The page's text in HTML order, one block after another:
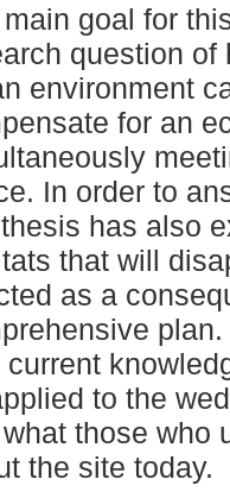
goal for
question of
environment
for an
In order to
has also
that will
as a
current
to the
those who
the site today.